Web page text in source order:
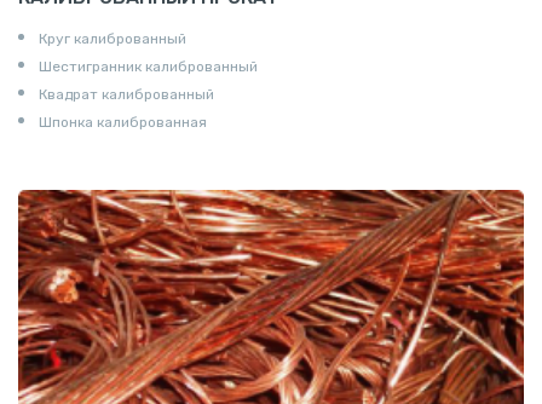
Круг калиброванный
Шестигранник калиброванный
Квадрат калиброванный
Шпонка калиброванная